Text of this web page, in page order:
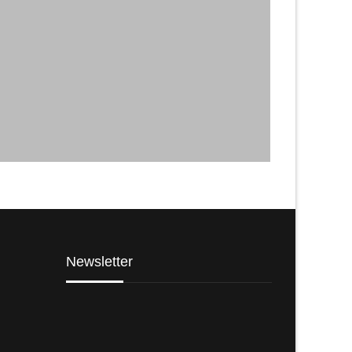
Newsletter